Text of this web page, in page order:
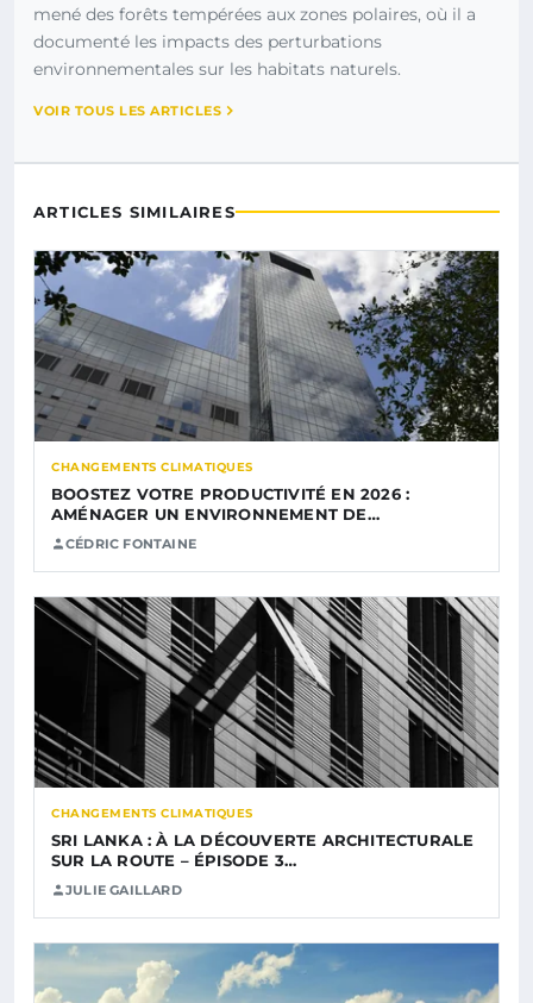
mené des forêts tempérées aux zones polaires, où il a
documenté les impacts des perturbations
environnementales sur les habitats naturels.
VOIR TOUS LES ARTICLES
ARTICLES SIMILAIRES
CHANGEMENTS CLIMATIQUES
BOOSTEZ VOTRE PRODUCTIVITÉ EN 2026 :
AMÉNAGER UN ENVIRONNEMENT DE…
CÉDRIC FONTAINE
CHANGEMENTS CLIMATIQUES
SRI LANKA : À LA DÉCOUVERTE ARCHITECTURALE
SUR LA ROUTE – ÉPISODE 3…
JULIE GAILLARD